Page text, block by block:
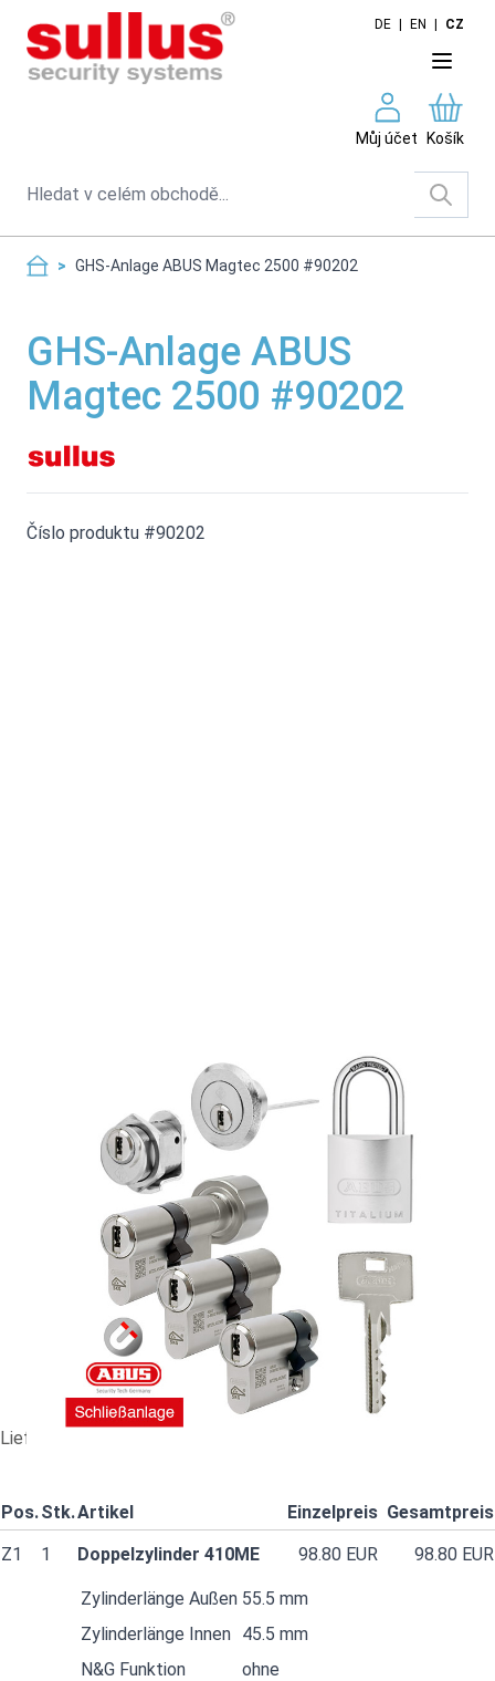
Skip to Content
DE EN CZ
Můj účet Košík
Search
> GHS-Anlage ABUS Magtec 2500 #90202
GHS-Anlage ABUS
Magtec 2500 #90202
Číslo produktu #90202
GHS-Anlage ABUS Magtec 2500 #90202
1 768,79 €
+
Dodací lhůta: 3-4 Wochen
Lieferzeit ca. 3-4 Wochen
Pos.Stk.Artikel Einzelpreis Gesamtpreis
Z1
1 Doppelzylinder 410ME 98.80 EUR 98.80 EUR
Zylinderlänge Außen 55.5 mm
Zylinderlänge Innen 45.5 mm
N&G Funktion
ohne